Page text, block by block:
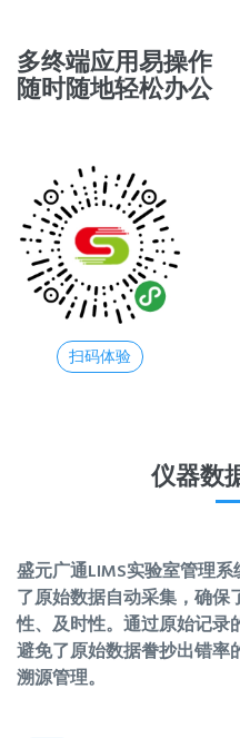
多终端应用易操作
随时随地轻松办公
扫码体验
仪器数
盛元广通LIMS实验室管理
了原始数据自动采集，确
性、及时性。通过原始记录
避免了原始数据誊抄出错率
溯源管理。